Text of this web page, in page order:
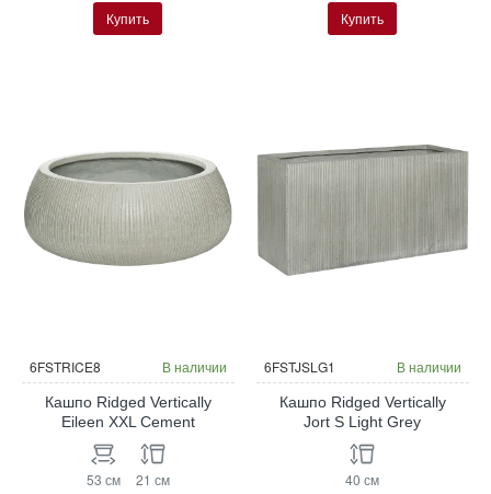
Купить Купить
6FSTRICE8 В наличии
Кашпо Ridged Vertically
Eileen XXL Cement
53 см 21 см
НОВИНКА
6FSTJSLG1 В наличии
Кашпо Ridged Vertically
Jort S Light Grey
40 см